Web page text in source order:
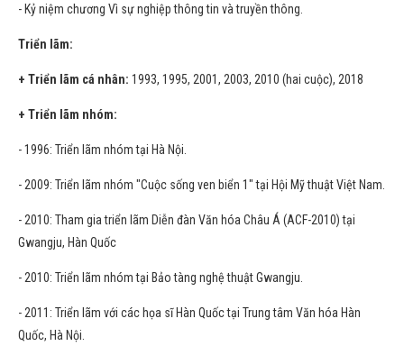
- Kỷ niệm chương Vì sự nghiệp thông tin và truyền thông.
Triển lãm:
+ Triển lãm cá nhân: 1993, 1995, 2001, 2003, 2010 (hai cuộc), 2018
+ Triển lãm nhóm:
- 1996: Triển lãm nhóm tại Hà Nội.
- 2009: Triển lãm nhóm "Cuộc sống ven biển 1" tại Hội Mỹ thuật Việt Nam.
- 2010: Tham gia triển lãm Diễn đàn Văn hóa Châu Á (ACF-2010) tại
Gwangju, Hàn Quốc
- 2010: Triển lãm nhóm tại Bảo tàng nghệ thuật Gwangju.
- 2011: Triển lãm với các họa sĩ Hàn Quốc tại Trung tâm Văn hóa Hàn
Quốc, Hà Nội.